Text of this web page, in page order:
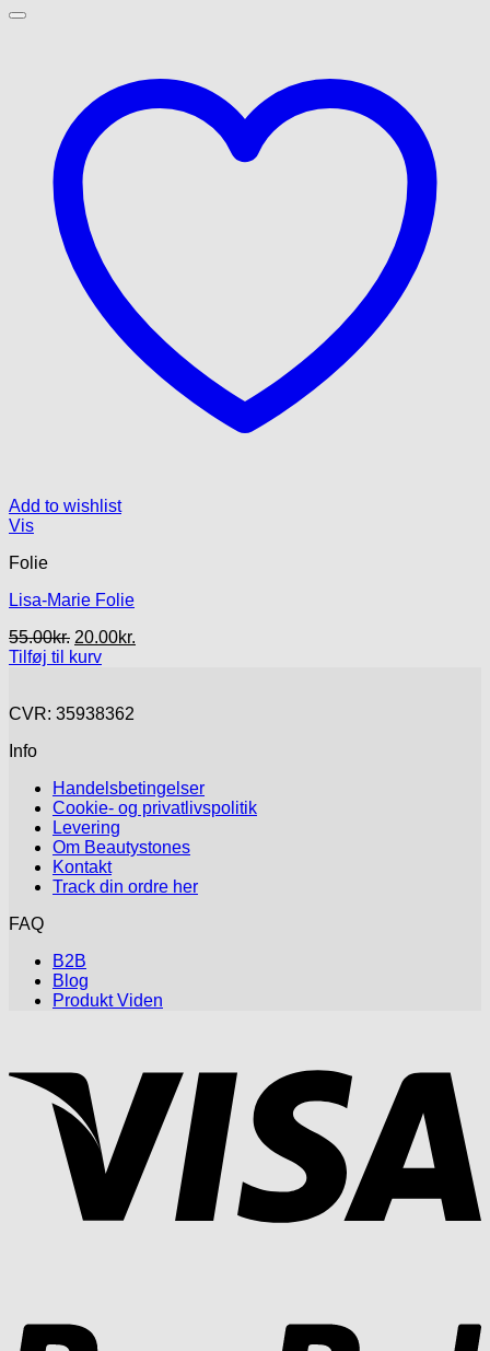
Add to wishlist
Vis
Folie
Lisa-Marie Folie
55.00kr. Den
oprindelige
55.00kr..
20.00kr.
Tilføj til kurv
CVR: 35938362
Info
Handelsbetingelser
Cookie- og privatlivspolitik
Levering
Om Beautystones
Kontakt
Track din ordre her
FAQ
B2B
Blog
Produkt Viden